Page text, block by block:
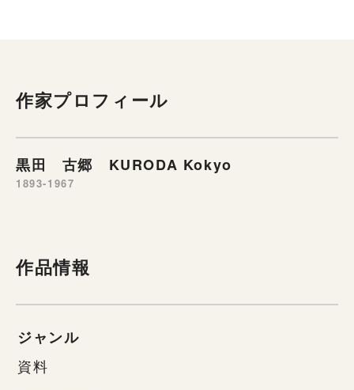
作家プロフィール
黒田 古郷 KURODA Kokyo
1893-1967
作品情報
ジャンル
資料